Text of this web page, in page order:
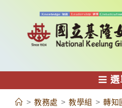
容
選
> 教務處 > 教學組 > 轉知